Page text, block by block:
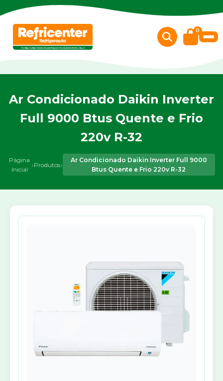
0
Ar Condicionado Daikin Inverter
Full 9000 Btus Quente e Frio
220v R-32
Página
Inicial ›Produtos›
Ar Condicionado Daikin Inverter Full 9000
Btus Quente e Frio 220v R-32